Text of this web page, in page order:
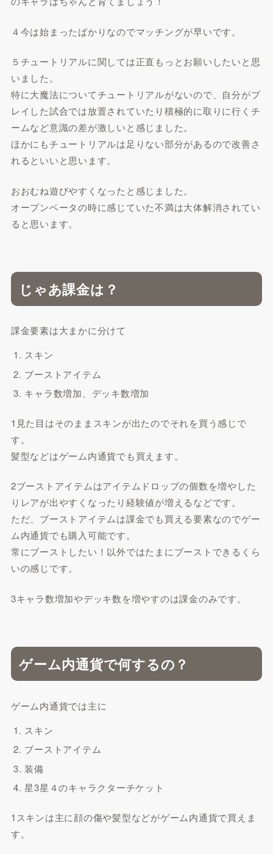
４今は始まったばかりなのでマッチングが早いです。
５チュートリアルに関しては正直もっとお願いしたいと思
いました。
特に大魔法についてチュートリアルがないので、自分がプ
レイした試合では放置されていたり積極的に取りに行くチ
ームなど意識の差が激しいと感じました。
ほかにもチュートリアルは足りない部分があるので改善さ
れるといいと思います。
おおむね遊びやすくなったと感じました。
オープンベータの時に感じていた不満は大体解消されてい
ると思います。
じゃあ課金は？
課金要素は大まかに分けて
スキン
ブーストアイテム
キャラ数増加、デッキ数増加
1見た目はそのままスキンが出たのでそれを買う感じで
す。
髪型などはゲーム内通貨でも買えます。
2ブーストアイテムはアイテムドロップの個数を増やした
りレアが出やすくなったり経験値が増えるなどです。
ただ、ブーストアイテムは課金でも買える要素なのでゲー
ム内通貨でも購入可能です。
常にブーストしたい！以外ではたまにブーストできるくら
いの感じです。
3キャラ数増加やデッキ数を増やすのは課金のみです。
ゲーム内通貨で何するの？
ゲーム内通貨では主に
スキン
ブーストアイテム
装備
星3星４のキャラクターチケット
1スキンは主に顔の傷や髪型などがゲーム内通貨で買えま
す。